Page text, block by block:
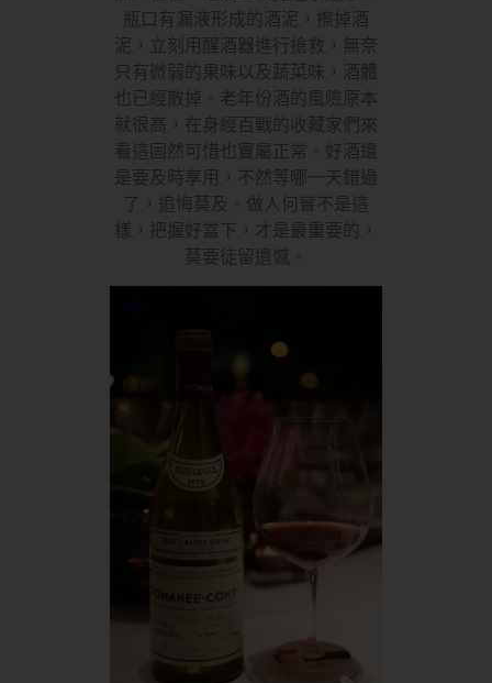
瓶口有漏液形成的酒泥，擦掉酒
泥，立刻用醒酒器進行搶救，無奈
只有微弱的果味以及蔬菜味，酒體
也已經散掉。老年份酒的風險原本
就很高，在身經百戰的收藏家們來
看這固然可惜也實屬正常。好酒還
是要及時享用，不然等哪一天錯過
了，追悔莫及。做人何嘗不是這
樣，把握好當下，才是最重要的，
莫要徒留遺憾。